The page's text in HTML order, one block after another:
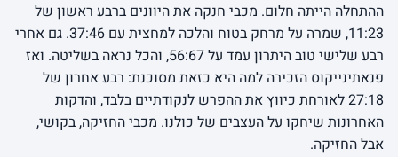
ההתחלה הייתה חלום. מכבי חנקה את היוונים ברבע ראשון של
11:23, שמרה על מרחק בטוח והלכה למחצית עם 37:46. גם אחרי
רבע שלישי טוב היתרון עמד על 56:67, והכל נראה בשליטה. ואז
פנאתינייקוס הזכירה למה היא כזאת מסוכנת: רבע אחרון של
27:18 לאורחת כיווץ את ההפרש לנקודתיים בלבד, והדקות
האחרונות שיחקו על העצבים של כולנו. מכבי החזיקה, בקושי,
אבל החזיקה.